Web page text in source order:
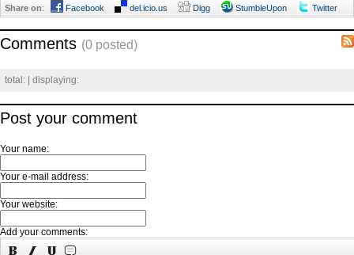
Share on: Facebook del.icio.us Digg StumbleUpon Twitter
Comments (0 posted)
total: | displaying:
Post your comment
Your name:
Your e-mail address:
Your website:
Add your comments: